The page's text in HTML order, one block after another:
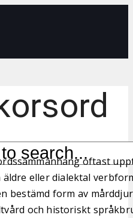
oftast
eller dialektal
bestämd form av
och historiskt